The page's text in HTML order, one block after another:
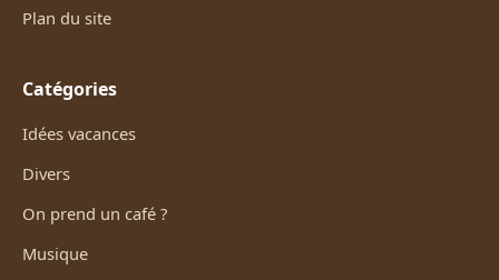
Plan du site
Catégories
Idées vacances
Divers
On prend un café ?
Musique